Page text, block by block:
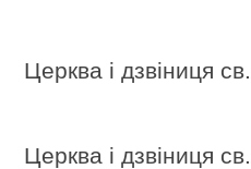
Церква і дзвіниця
Церква і дзвіниця